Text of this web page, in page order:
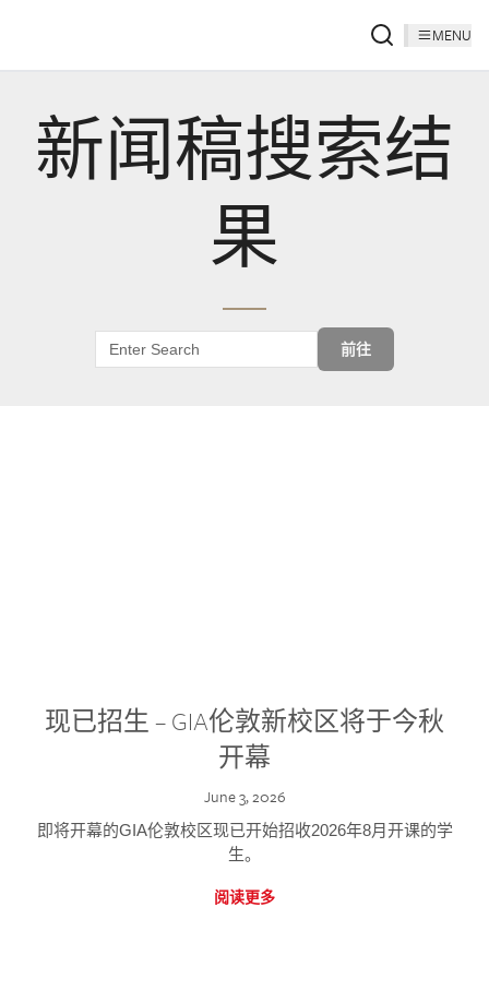
MENU
新闻稿搜索结
果
前往
现已招生 – GIA伦敦新校区将于今秋
开幕
June 3, 2026
即将开幕的GIA伦敦校区现已开始招收2026年8月开课的学
生。
阅读更多